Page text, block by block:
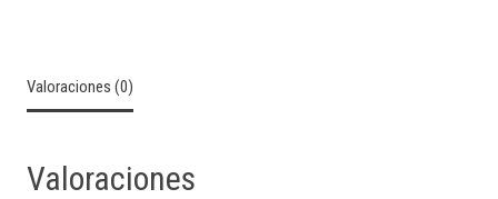
Valoraciones (0)
Valoraciones